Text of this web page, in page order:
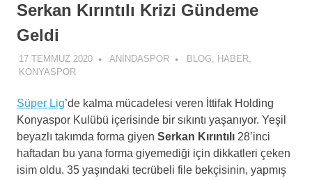
Serkan Kırıntılı Krizi Gündeme
Geldi
17 TEMMUZ 2020 ANINDASPOR BLOG, HABER,
KONYASPOR
Süper Lig’de kalma mücadelesi veren İttifak Holding
Konyaspor Kulübü içerisinde bir sıkıntı yaşanıyor. Yeşil
beyazlı takımda forma giyen Serkan Kırıntılı 28’inci
haftadan bu yana forma giyemediği için dikkatleri çeken
isim oldu. 35 yaşındaki tecrübeli file bekçisinin, yapmış